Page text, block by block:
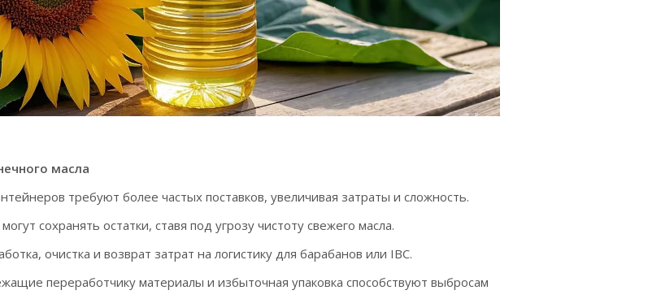
масла
требуют более частых поставков, увеличивая затраты и сложность.
сохранять остатки, ставя под угрозу чистоту свежего масла.
очистка и возврат затрат на логистику для барабанов или IBC.
переработчику материалы и избыточная упаковка способствуют выбросам